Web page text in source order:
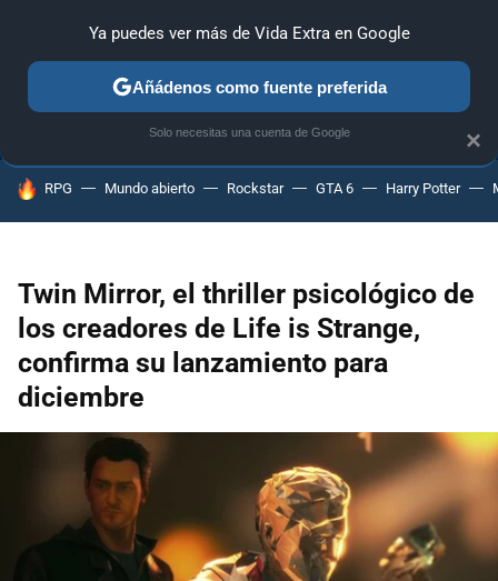
ANÁLISIS GUÍAS Y TRUCOS PC SONY NINTENDO
HOY SE HABLA DE
RPG Mundo abierto Rockstar GTA 6 Harry Potter
Twin Mirror, el thriller psicológico de
los creadores de Life is Strange,
confirma su lanzamiento para
diciembre
×
Ya puedes ver más de Vida Extra en Google
Añádenos como fuente preferida
Solo necesitas una cuenta de Google